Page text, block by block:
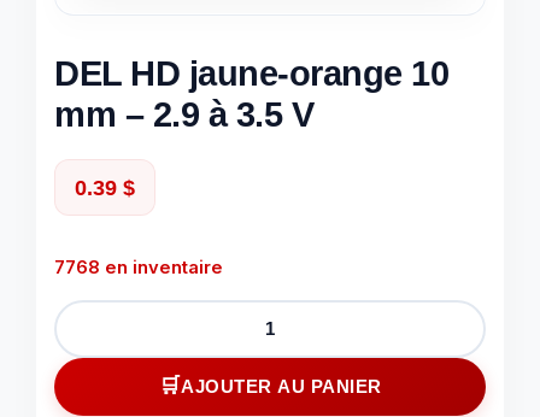
DEL HD jaune-orange 10
mm – 2.9 à 3.5 V
0.39 $
7768 en inventaire
quantité
de
DEL
HD
AJOUTER AU PANIER